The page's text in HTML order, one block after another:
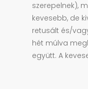
szerepelnek),
kevesebb, de
retusált és/
hét múlva
együtt. A